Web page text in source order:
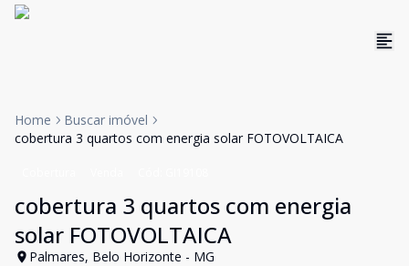
Home
Buscar imóvel
cobertura 3 quartos com energia solar FOTOVOLTAICA
cobertura 3 quartos com energia
solar FOTOVOLTAICA
Palmares, Belo Horizonte - MG